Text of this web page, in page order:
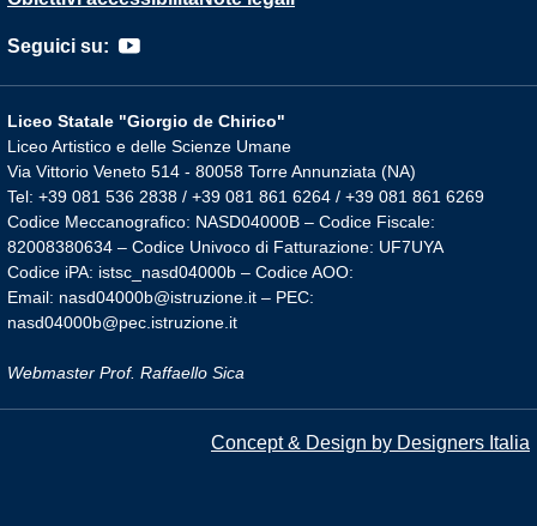
Seguici su:
Liceo Statale "Giorgio de Chirico"
Liceo Artistico e delle Scienze Umane
Via Vittorio Veneto 514 - 80058 Torre Annunziata (NA)
Tel: +39 081 536 2838 / +39 081 861 6264 / +39 081 861 6269
Codice Meccanografico: NASD04000B – Codice Fiscale:
82008380634 – Codice Univoco di Fatturazione: UF7UYA
Codice iPA: istsc_nasd04000b – Codice AOO:
Email: nasd04000b@istruzione.it – PEC:
nasd04000b@pec.istruzione.it
Webmaster Prof. Raffaello Sica
Concept & Design by Designers Italia